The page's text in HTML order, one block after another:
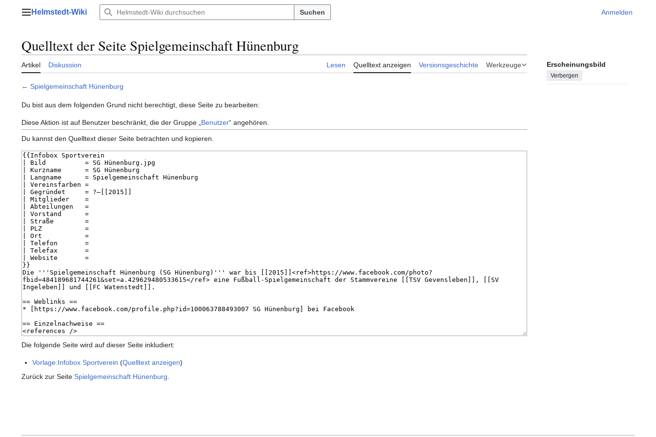
Hauptmenü
Helmstedt-Wiki Suchen Anmelden
Quelltext der Seite Spielgemeinschaft Hünenburg
Artikel Diskussion Lesen Quelltext anzeigen Versionsgeschichte Werkzeuge Erscheinungsbild
Verbergen
← Spielgemeinschaft Hünenburg
Du bist aus dem folgenden Grund nicht berechtigt, diese Seite zu bearbeiten:
Diese Aktion ist auf Benutzer beschränkt, die der Gruppe „ Benutzer“ angehören.
Du kannst den Quelltext dieser Seite betrachten und kopieren.
Die folgende Seite wird auf dieser Seite inkludiert:
Vorlage:Infobox Sportverein (Quelltext anzeigen)
Zurück zur Seite Spielgemeinschaft Hünenburg